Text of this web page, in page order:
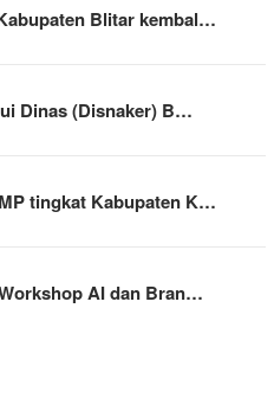
Blitar kembal…
Dinas (Disnaker) B…
tingkat Kabupaten K…
AI dan Bran…